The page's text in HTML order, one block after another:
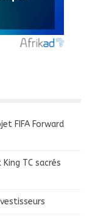
FIFA Forward
TC sacrés